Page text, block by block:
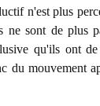
n'est plus
sont de plus
qu'ils ont
du mouvement